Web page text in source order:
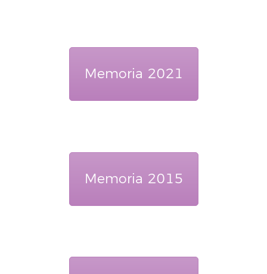
Memoria 2021
Memoria 2015